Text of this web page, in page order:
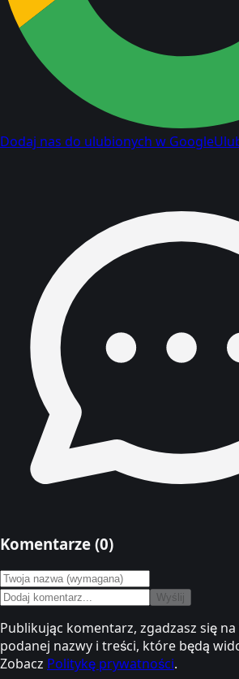
Dodaj nas do ulubionych w Google
Komentarze (0)
Wyślij
Publikując komentarz, zgadzasz się
podanej nazwy i treści, które będą
Zobacz Politykę prywatności.